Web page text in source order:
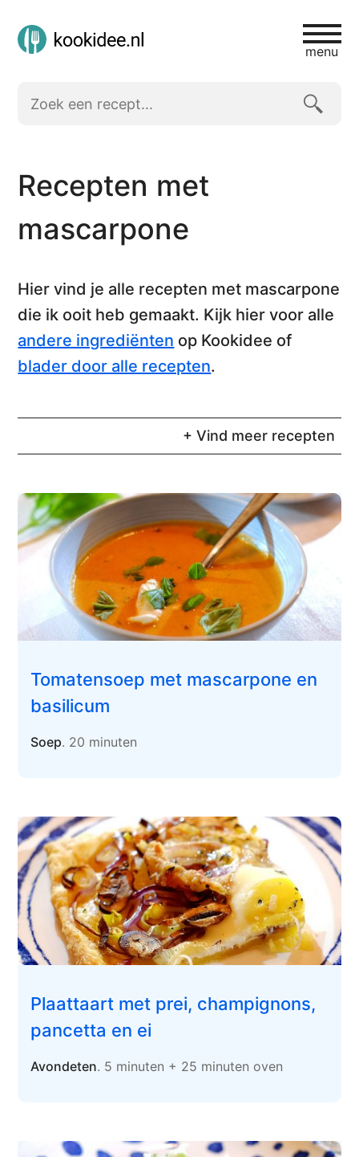
menu
Recepten met
mascarpone
Hier vind je alle recepten met mascarpone
die ik ooit heb gemaakt. Kijk hier voor alle
andere ingrediënten op Kookidee of
blader door alle recepten.
+ Vind meer recepten
Tomatensoep met mascarpone en
basilicum
Soep. 20 minuten
Plaattaart met prei, champignons,
pancetta en ei
Avondeten. 5 minuten + 25 minuten oven